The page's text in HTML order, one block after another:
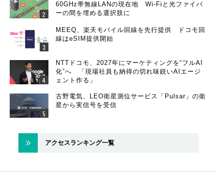
60GHz帯無線LANの現在地 Wi-Fiと光ファイバ
ーの間を埋める選択肢に
MEEQ、楽天モバイル回線を先行提供 ドコモ回
線はeSIM提供開始
NTTドコモ、2027年にマーケティングを“フルAI
化”へ 「現場社員も納得の切れ味鋭いAIエージ
ェント作る」
古野電気、LEO衛星測位サービス「Pulsar」の衛
星から実信号を受信
アクセスランキング一覧